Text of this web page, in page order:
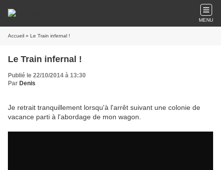
MENU
Accueil » Le Train infernal !
Le Train infernal !
Publié le 22/10/2014 à 13:30
Par Denis
Je retrait tranquillement lorsqu'à l'arrêt suivant une colonie de
vacance parti à l'abordage de mon wagon.